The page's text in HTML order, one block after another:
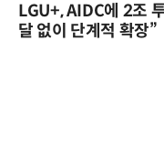
LGU+, AIDC에 2조
달 없이 단계적 확장”